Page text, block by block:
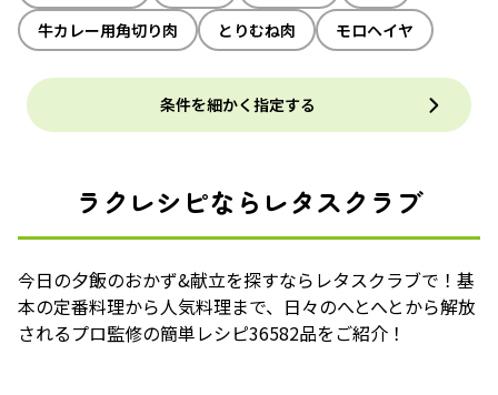
牛カレー用角切り肉
とりむね肉 モロヘイヤ
条件を細かく指定する
ラクレシピならレタスクラブ
今日の夕飯のおかず&献立を探すならレタスクラブで！基
本の定番料理から人気料理まで、日々のへとへとから解放
されるプロ監修の簡単レシピ36582品をご紹介！